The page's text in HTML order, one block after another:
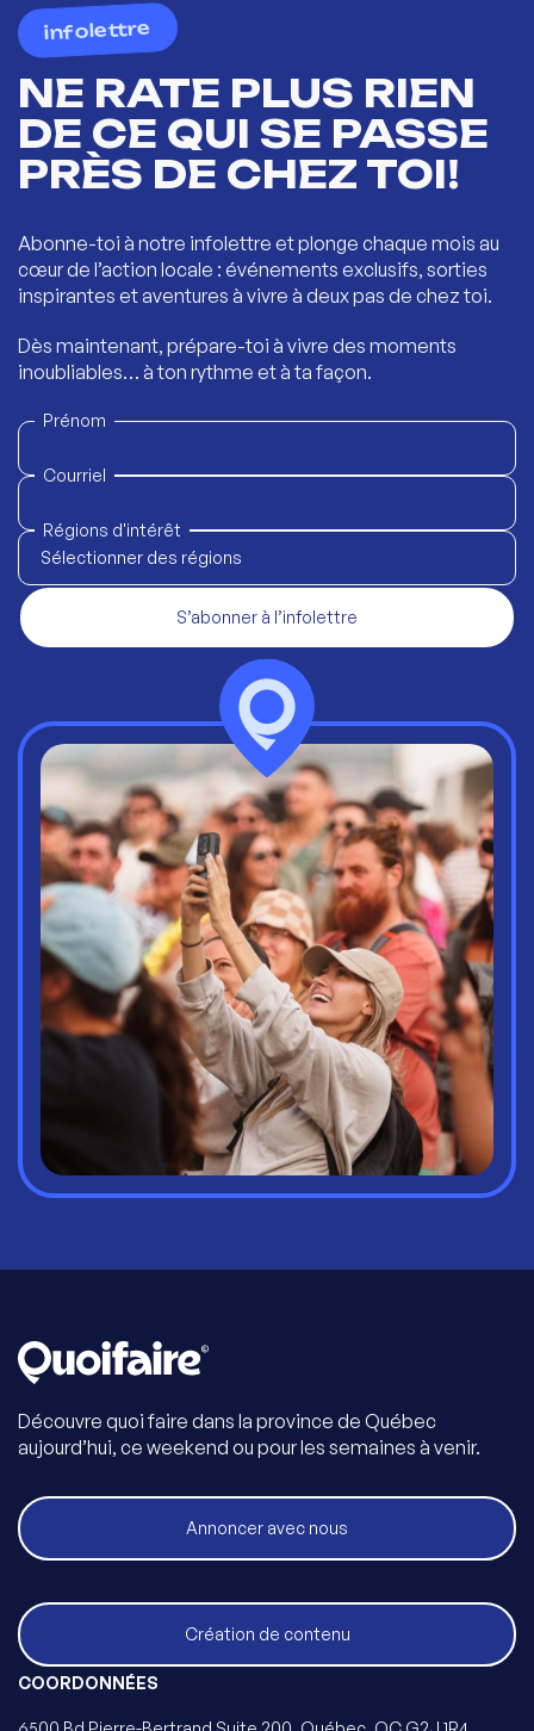
infolettre
NE RATE PLUS RIEN
DE CE QUI SE PASSE
PRÈS DE CHEZ TOI!
Abonne-toi à notre infolettre et plonge chaque mois au
cœur de l’action locale : événements exclusifs, sorties
inspirantes et aventures à vivre à deux pas de chez toi.
Dès maintenant, prépare-toi à vivre des moments
inoubliables… à ton rythme et à ta façon.
Prénom
Courriel
Régions d'intérêt
Sélectionner des régions
S’abonner à l’infolettre
Découvre quoi faire dans la province de Québec
aujourd’hui, ce weekend ou pour les semaines à venir.
Annoncer avec nous
Création de contenu
COORDONNÉES